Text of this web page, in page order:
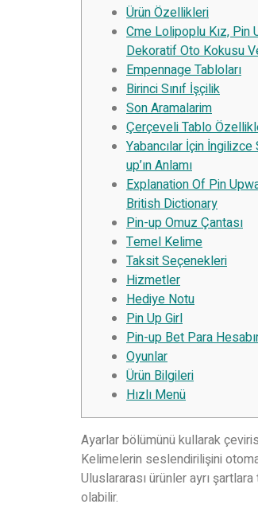
Ürün Özellikleri
Cme Lolipoplu Kız, Pin
Dekoratif Oto Kokusu
Empennage Tabloları
Birinci Sınıf İşçilik
Son Aramalarim
Çerçeveli Tablo
Yabancılar İçin
up’ın Anlamı
Explanation Of Pin
British Dictionary
Pin-up Omuz Çantası
Temel Kelime
Taksit Seçenekleri
Hizmetler
Hediye Notu
Pin Up Girl
Pin-up Bet Para
Oyunlar
Ürün Bilgileri
Hızlı Menü
Ayarlar bölümünü kullarak
Kelimelerin seslendirilişini
Uluslararası ürünler ayrı
olabilir.